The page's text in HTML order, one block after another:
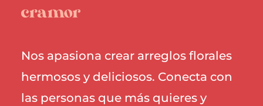
Nos apasiona crear arreglos florales
hermosos y deliciosos. Conecta con
las personas que más quieres y